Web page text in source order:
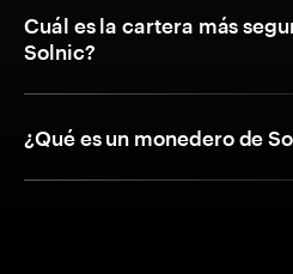
Cuál es la cartera más
Solnic?
¿Qué es un monedero de